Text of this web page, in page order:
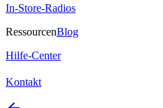
In-Store-Radios
RessourcenBlog
Hilfe-Center
Kontakt